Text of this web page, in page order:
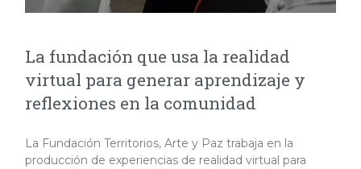
La fundación que usa la realidad
virtual para generar aprendizaje y
reflexiones en la comunidad
La Fundación Territorios, Arte y Paz trabaja en la
producción de experiencias de realidad virtual para